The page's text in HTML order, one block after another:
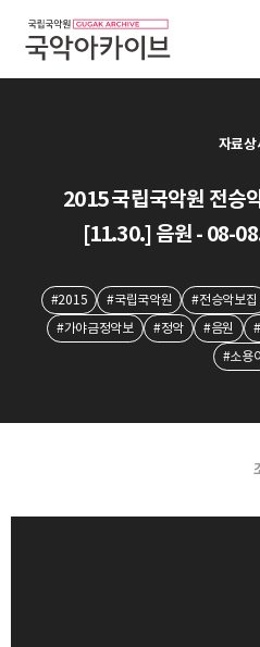
자료상
2015 국립국악원 전승
[11.30.] 음원 - 08-
#2015 #국립국악원 #전승악보집
#가야금정악보
#정악 #음원
#소용